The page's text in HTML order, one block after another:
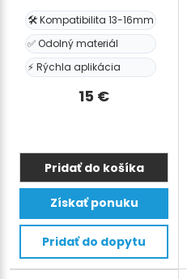
🛠️ Kompatibilita 13-16mm
✅ Odolný materiál
⚡ Rýchla aplikácia
15 €
Pridať do košíka
Tento
produkt
má
viacero
variantov.
Získať ponuku
Pridať do dopytu